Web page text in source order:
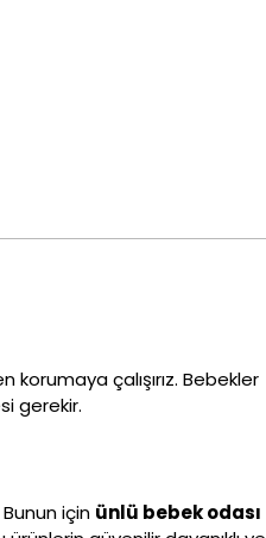
çalışırız. Bebekler
gerekir.
için ünlü bebek odası